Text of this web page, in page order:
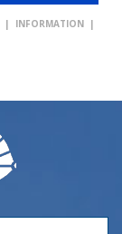
| INFORMATION |